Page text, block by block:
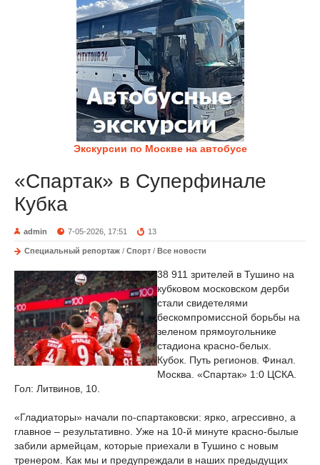
Экскурсии по Москве на автобусе
«Спартак» в Суперфинале
Кубка
admin 7-05-2026, 17:51 13
Специальный репортаж / Спорт / Все новости
38 911 зрителей в Тушино на
кубковом московском дерби
стали свидетелями
бескомпромиссной борьбы на
зеленом прямоугольнике
стадиона красно-белых.
Кубок. Путь регионов. Финал.
Москва. «Спартак» 1:0 ЦСКА.
Гол: Литвинов, 10.
«Гладиаторы» начали по-спартаковски: ярко, агрессивно, а
главное – результативно. Уже на 10-й минуте красно-былые
забили армейцам, которые приехали в Тушино с новым
тренером. Как мы и предупреждали в наших предыдущих